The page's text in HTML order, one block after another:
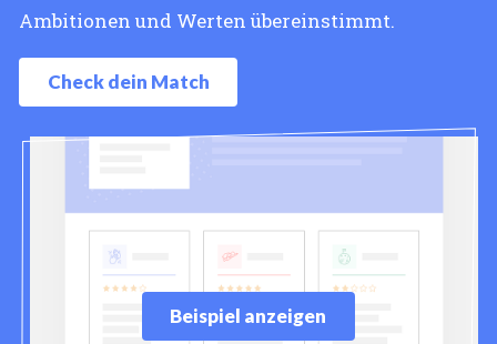
Ambitionen und Werten übereinstimmt.
Check dein Match
Beispiel anzeigen